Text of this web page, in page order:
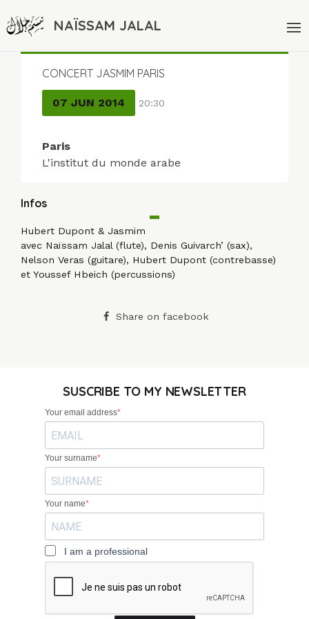
NAÏSSAM JALAL
CONCERT JASMIM PARIS
07 JUN 2014 20:30
Paris
L'institut du monde arabe
Infos
Hubert Dupont & Jasmim
avec Naïssam Jalal (flute), Denis Guivarch’ (sax),
Nelson Veras (guitare), Hubert Dupont (contrebasse)
et Youssef Hbeich (percussions)
Share on facebook
SUSCRIBE TO MY NEWSLETTER
Your email address
Your surname
Your name
I am a professional